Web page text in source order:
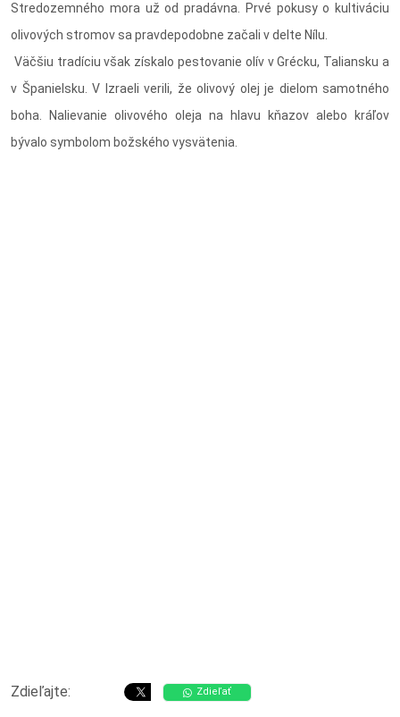
Stredozemného mora už od pradávna. Prvé pokusy o kultiváciu
olivových stromov sa pravdepodobne začali v delte Nílu.
Väčšiu tradíciu však získalo pestovanie olív v Grécku, Taliansku a
v Španielsku. V Izraeli verili, že olivový olej je dielom samotného
boha. Nalievanie olivového oleja na hlavu kňazov alebo kráľov
bývalo symbolom božského vysvätenia.
Zdieľajte: Zdieľať